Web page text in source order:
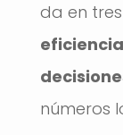
da en
números